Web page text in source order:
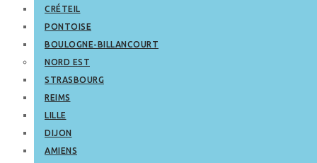
CRÉTEIL
PONTOISE
BOULOGNE-BILLANCOURT
NORD EST
STRASBOURG
REIMS
LILLE
DIJON
AMIENS